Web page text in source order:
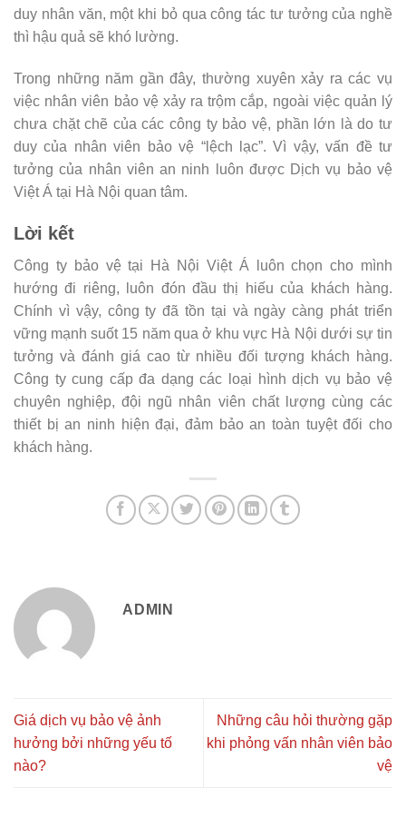
duy nhân văn, một khi bỏ qua công tác tư tưởng của nghề
thì hậu quả sẽ khó lường.
Trong những năm gần đây, thường xuyên xảy ra các vụ
việc nhân viên bảo vệ xảy ra trộm cắp, ngoài việc quản lý
chưa chặt chẽ của các công ty bảo vệ, phần lớn là do tư
duy của nhân viên bảo vệ “lệch lạc”. Vì vậy, vấn đề tư
tưởng của nhân viên an ninh luôn được Dịch vụ bảo vệ
Việt Á tại Hà Nội quan tâm.
Lời kết
Công ty bảo vệ tại Hà Nội Việt Á luôn chọn cho mình
hướng đi riêng, luôn đón đầu thị hiếu của khách hàng.
Chính vì vậy, công ty đã tồn tại và ngày càng phát triển
vững mạnh suốt 15 năm qua ở khu vực Hà Nội dưới sự tin
tưởng và đánh giá cao từ nhiều đối tượng khách hàng.
Công ty cung cấp đa dạng các loại hình dịch vụ bảo vệ
chuyên nghiệp, đội ngũ nhân viên chất lượng cùng các
thiết bị an ninh hiện đại, đảm bảo an toàn tuyệt đối cho
khách hàng.
ADMIN
Giá dịch vụ bảo vệ ảnh
hưởng bởi những yếu tố
nào?
Những câu hỏi thường gặp
khi phỏng vấn nhân viên bảo
vệ